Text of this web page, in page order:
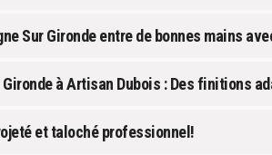
Sur Gironde entre de bonnes mains
à Artisan Dubois : Des finitions
et taloché professionnel!